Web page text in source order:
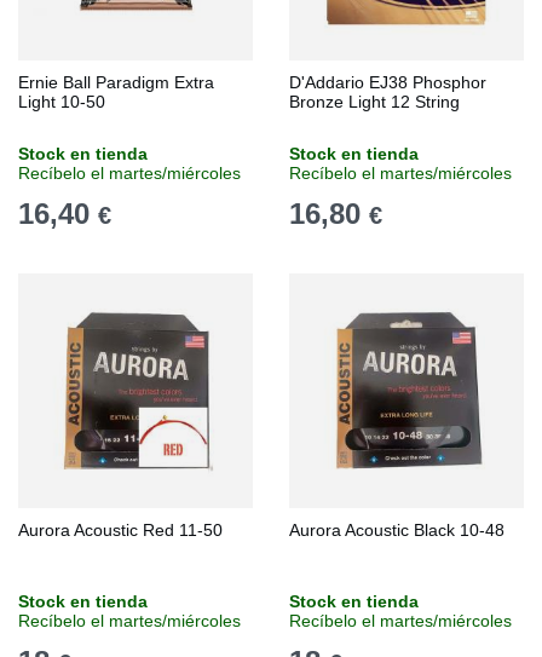
Ernie Ball Paradigm Extra
Light 10-50
Stock en tienda
Recíbelo el martes/miércoles
16,40 €
D'Addario EJ38 Phosphor
Bronze Light 12 String
Stock en tienda
Recíbelo el martes/miércoles
16,80 €
Aurora Acoustic Red 11-50
Stock en tienda
Recíbelo el martes/miércoles
Aurora Acoustic Black 10-48
Stock en tienda
Recíbelo el martes/miércoles